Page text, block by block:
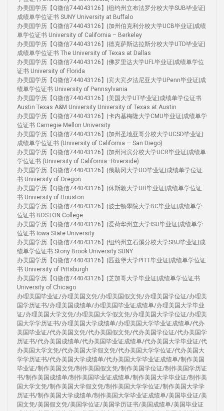
办美国学历【Q微信744043126】|纽约州立布法罗分校大学SUB毕业证|
成绩单学位证书 SUNY University at Buffalo
办美国学历【Q微信744043126】|加州伯克利分校大学UCB毕业证|成绩
单学位证书 University of California – Berkeley
办美国学历【Q微信744043126】|德克萨斯达拉斯分校大学UTD毕业证|
成绩单学位证书 The University of Texas at Dallas
办美国学历【Q微信744043126】|佛罗里达大学UFL毕业证|成绩单学位
证书 University of Florida
办美国学历【Q微信744043126】|宾大宾夕法尼亚大学UPenn毕业证|成
绩单学位证书 University of Pennsylvania
办美国学历【Q微信744043126】|美国大学UT毕业证|成绩单学位证书
Austin Texas A&M University University of Texas at Austin
办美国学历【Q微信744043126】|卡内基梅隆大学CMU毕业证|成绩单学
位证书 Carnegie Mellon University
办美国学历【Q微信744043126】|加州圣地亚哥分校大学UCSD毕业证|
成绩单学位证书 (University of California — San Diego)
办美国学历【Q微信744043126】|加州河滨分校大学UCR毕业证|成绩单
学位证书 (University of California–Riverside)
办美国学历【Q微信744043126】|俄勒冈大学UO毕业证|成绩单学位证
书 University of Oregon
办美国学历【Q微信744043126】|休斯敦大学UH毕业证|成绩单学位证
书 University of Houston
办美国学历【Q微信744043126】|波士顿學院大学BC毕业证|成绩单学
位证书 BOSTON College
办美国学历【Q微信744043126】|爱荷华州立大学ISU毕业证|成绩单学
位证书 Iowa State University
办美国学历【Q微信744043126】|纽约州立石溪分校大学SBU毕业证|成
绩单学位证书 Stony Brook University SUNY
办美国学历【Q微信744043126】|匹兹堡大学PITT毕业证|成绩单学位证
书 University of Pittsburgh
办美国学历【Q微信744043126】|芝加哥大学毕业证|成绩单学位证书
University of Chicago
办理美国毕业证/办理美国文凭/办理美国假文凭/办理美国学位证/办理美
国学历证书/办理美国成绩单/办理美国毕业证成绩单/办理美国大学毕业
证/办理美国大学文凭/办理美国大学假文凭/办理美国大学学位证/办理美
国大学学历证书/办理美国大学成绩单/办理美国大学毕业证成绩单/代办
美国毕业证/代办美国文凭/代办美国假文凭/代办美国学位证/代办美国学
历证书/代办美国成绩单/代办美国毕业证成绩单/代办美国大学毕业证/代
办美国大学文凭/代办美国大学假文凭/代办美国大学学位证/代办美国大
学学历证书/代办美国大学成绩单/代办美国大学毕业证成绩单/制作美国
毕业证/制作美国文凭/制作美国假文凭/制作美国学位证/制作美国学历证
书/制作美国成绩单/制作美国毕业证成绩单/制作美国大学毕业证/制作美
国大学文凭/制作美国大学假文凭/制作美国大学学位证/制作美国大学学
历证书/制作美国大学成绩单/制作美国大学毕业证成绩单/美国毕业证/美
国文凭/美国假文凭/美国学位证/美国学历证书/美国成绩单/美国毕业证